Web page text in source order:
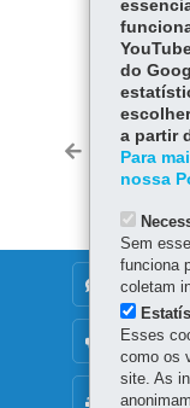
Voltar
MAPA DO
DENUNCIE
OUVIDORIA
do
a partir
Para
nossa
Sem
funciona
coletam
Esses
como os
site. As